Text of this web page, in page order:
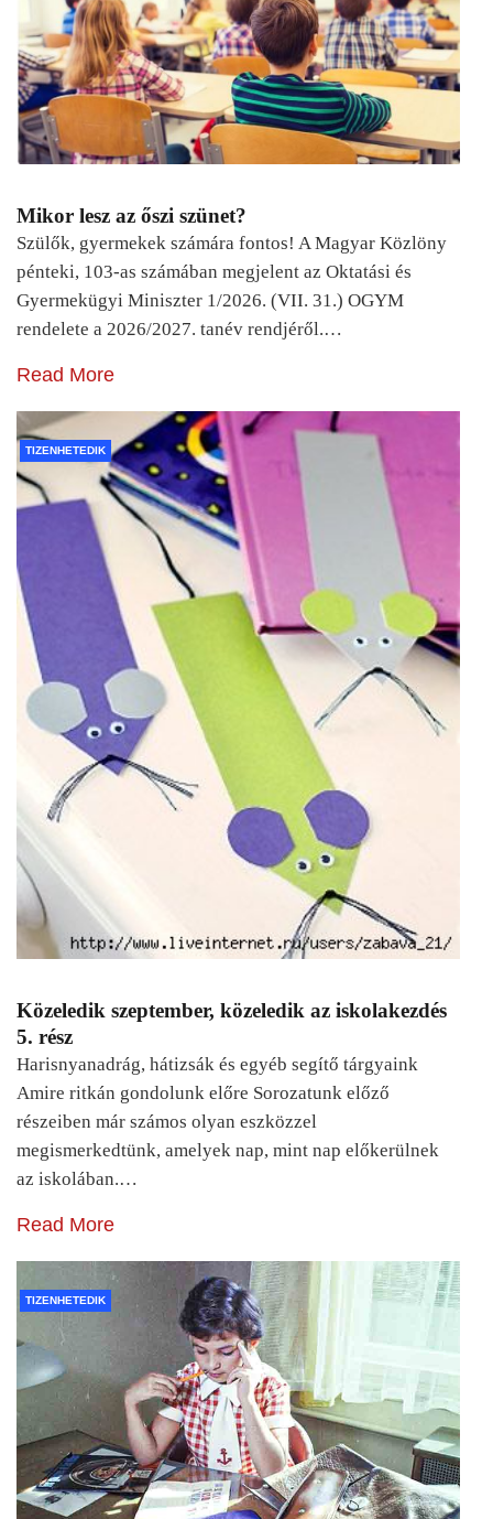
Mikor lesz az őszi szünet?
Szülők, gyermekek számára fontos! A Magyar Közlöny
pénteki, 103-as számában megjelent az Oktatási és
Gyermekügyi Miniszter 1/2026. (VII. 31.) OGYM
rendelete a 2026/2027. tanév rendjéről.…
Read More
TIZENHETEDIK
Közeledik szeptember, közeledik az iskolakezdés
5. rész
Harisnyanadrág, hátizsák és egyéb segítő tárgyaink
Amire ritkán gondolunk előre Sorozatunk előző
részeiben már számos olyan eszközzel
megismerkedtünk, amelyek nap, mint nap előkerülnek
az iskolában.…
Read More
TIZENHETEDIK